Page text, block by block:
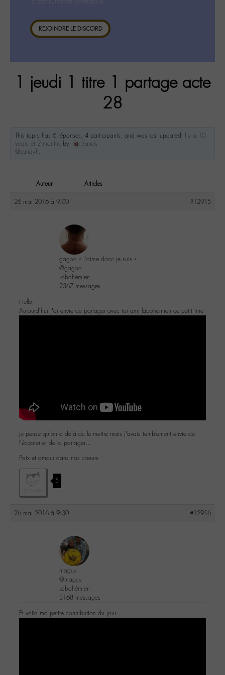
REJOINDRE LE DISCORD
1 jeudi 1 titre 1 partage acte
28
This topic has 6 réponses, 4 participants, and was last updated il y a 10
years et 2 months by
Sandy
@sandyh.
Auteur Articles
26 mai 2016 à 9:00 #12915
gagoo « j’aime donc je suis »
@gagoo
Labohémien
2367 messages
Hello,
Aujourd’hui j’ai envie de partager avec toi ami labohémien ce petit titre
Je pense qu’on a déjà du le mettre mais j’avais terriblement envie de
l’écouter et de la partager…
Paix et amour dans nos coeurs
5
26 mai 2016 à 9:30 #12916
maguy
@maguy
Labohémien
3168 messages
Et voilà ma petite contribution du jour